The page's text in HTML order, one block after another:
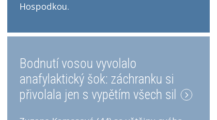
Hospodkou.
Bodnutí vosou vyvolalo
anafylaktický šok: záchranku si
přivolala jen s vypětím všech sil